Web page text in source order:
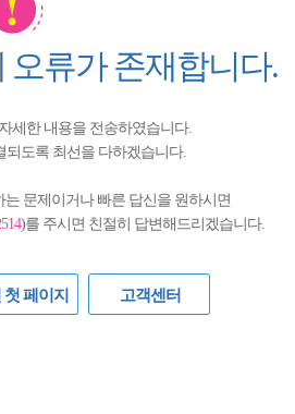
류가 존재합니다.
세한 내용을 전송하였습니다.
되도록 최선을 다하겠습니다.
문제이거나 빠른 답신을 원하시면
)를 주시면 친절히 답변해드리겠습니다.
첫 페이지 고객센터